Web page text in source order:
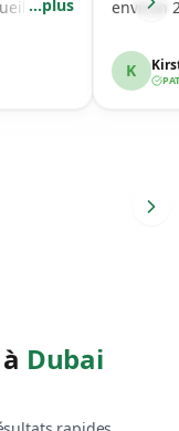
...plus
environ
K
Dubai